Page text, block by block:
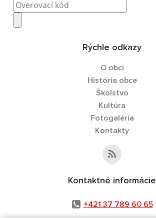
Rýchle odkazy
O obci
História obce
Školstvo
Kultúra
Fotogaléria
Kontakty
Kontaktné informácie
+421 37 789 60 65